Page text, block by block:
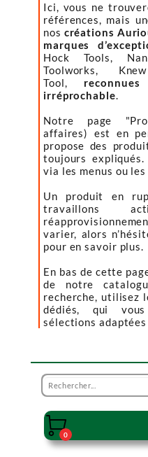
Ici, vous ne
références, mais
nos créations
marques
Hock Tools,
Toolworks,
Tool,
irréprochable.
Notre page
affaires) est en
propose des
toujours
via les menus ou
Un produit en
travaillons
varier, alors
pour en savoir plus.
En bas de cette
de notre
recherche, utilisez
dédiés, qui
sélections

0